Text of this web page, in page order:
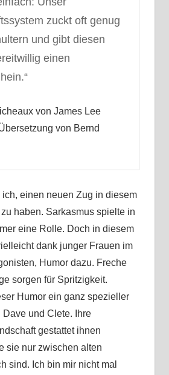
zuckt oft genug
und gibt diesen
einen
von James Lee
von Bernd
einen neuen Zug in diesem
haben. Sarkasmus spielte in
eine Rolle. Doch in diesem
dank junger Frauen im
Humor dazu. Freche
sorgen für Spritzigkeit.
Humor ein ganz spezieller
und Clete. Ihre
gestattet ihnen
sie nur zwischen alten
sind. Ich bin mir nicht mal